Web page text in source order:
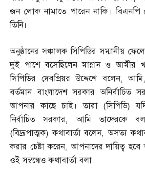
জন লোক নামাতে পারেন নাকি। বিএনপি
তিনি।
অনুষ্ঠানের সঞ্চালক সিপিডির সম্মানীয় ফেলো
দুই পাশে বসেছিলেন মান্নান ও আমীর
সিপিডির দেবপ্রিয়র উদ্দেশে বলেন,আমি
বর্তমান বাংলাদেশ সরকার অনির্বাচিত
আপনার কাছে চাই। তারা (সিপিডি)
নির্বাচিত সরকার,আমি তাদেরকে
(বিদ্রূপাত্মক)কথাবার্তা বলেন,অসত্য
করার চেষ্টা করেন,আপনাদের দায়িত্ব
ওই সম্বন্ধেও কথাবার্তা বলা।